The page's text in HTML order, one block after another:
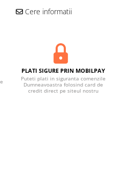
Cere informatii
PLATI SIGURE PRIN MOBILPAY
Puteti plati in siguranta comenzile
Dumneavoastra folosind card de
credit direct pe siteul nostru